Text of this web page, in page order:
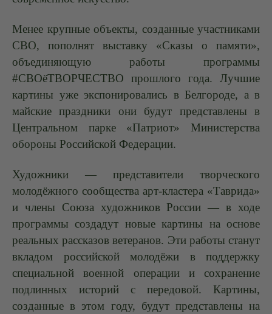
Менее крупные объекты, созданные участниками
СВО, пополнят выставку «Сказы о памяти»,
объединяющую работы программы
#СВОёТВОРЧЕСТВО прошлого года. Лучшие
картины уже экспонировались в Белгороде, а в
майские праздники они будут представлены в
Центральном парке «Патриот» Министерства
обороны Российской Федерации.
Художники — представители творческого
молодёжного сообщества арт-кластера «Таврида»
и члены Союза художников России — в ходе
программы создадут новые картины на основе
реальных рассказов ветеранов. Эти работы станут
вкладом российской молодёжи в поддержку
специальной военной операции и сохранение
подлинных историй с передовой. Картины,
созданные в этом году, будут представлены на